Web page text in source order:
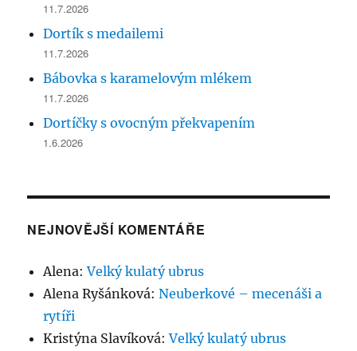
11.7.2026
Dortík s medailemi
11.7.2026
Bábovka s karamelovým mlékem
11.7.2026
Dortíčky s ovocným překvapením
1.6.2026
NEJNOVĚJŠÍ KOMENTÁŘE
Alena:Velký kulatý ubrus
Alena Ryšánková:Neuberkové – mecenáši a
rytíři
Kristýna Slavíková:Velký kulatý ubrus